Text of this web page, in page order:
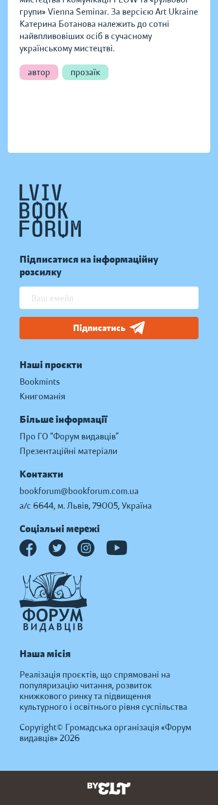
групи» Vienna Seminar. За версією Art Ukraine
Катерина Ботанова належить до сотні
найвпливовіших осіб в сучасному
українському мистецтві.
автор прозаїк
Підписатися на інформаційну
розсилку
Підписатись
Наші проєкти
Bookmints
Книгоманія
Більше інформації
Про ГО “Форум видавців”
Презентаційні матеріали
Контакти
bookforum@bookforum.com.ua
а/с 6644, м. Львів, 79005, Україна
Соціальні мережі
Наша місія
Реалізація проєктів, що спрямовані на
популяризацію читання, розвиток
книжкового ринку та підвищення
культурного і освітнього рівня суспільства
Copyright© Громадська організація «Форум
видавців» 2026